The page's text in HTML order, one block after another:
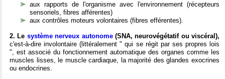
aux rapports de l'organisme avec l'environnement (récepteurs
sensoriels, fibres afférentes)
aux contrôles moteurs volontaires (fibres efférentes).
2. Le système nerveux autonome(SNA, neurovégétatif ou viscéral),
c'est-à-dire involontaire (littéralement " qui se régit par ses propres lois
", est associé du fonctionnement automatique des organes comme les
muscles lisses, le muscle cardiaque, la majorité des glandes exocrines
ou endocrines.